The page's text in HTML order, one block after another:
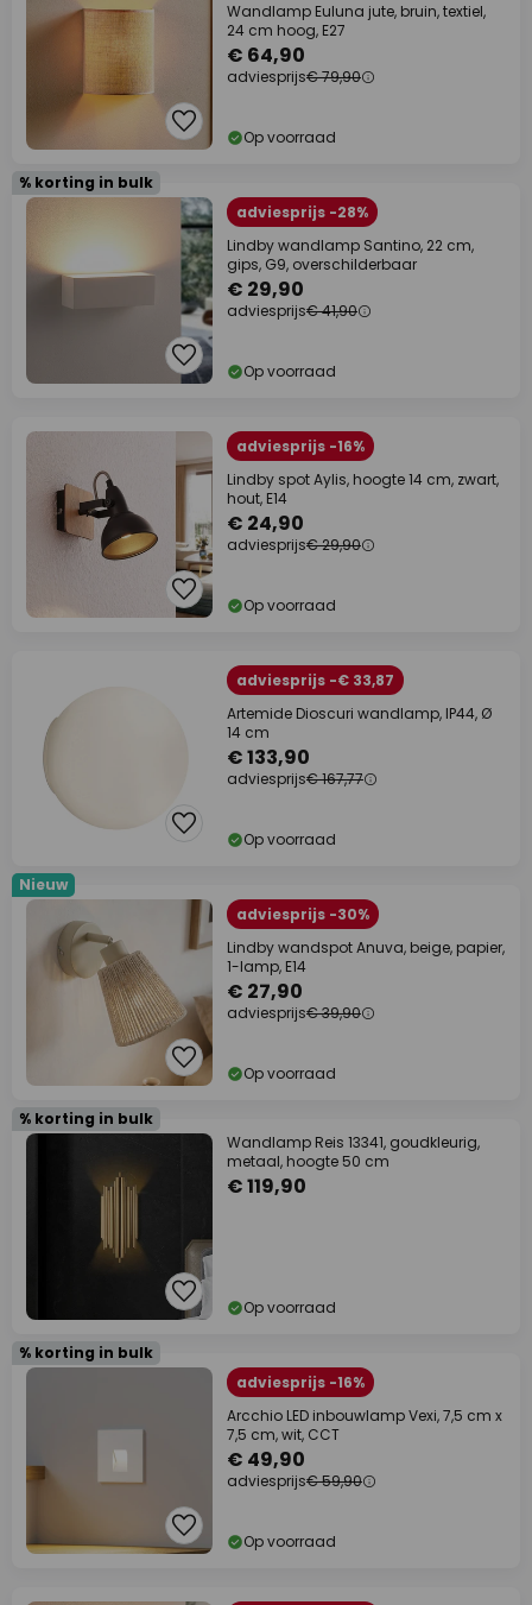
Wandlamp Euluna jute, bruin, textiel,
24 cm hoog, E27
€ 64,90
adviesprijs€ 79,90
Op voorraad
% korting in bulk
adviesprijs -28%
Lindby wandlamp Santino, 22 cm,
gips, G9, overschilderbaar
€ 29,90
adviesprijs€ 41,90
Op voorraad
adviesprijs -16%
Lindby spot Aylis, hoogte 14 cm, zwart,
hout, E14
€ 24,90
adviesprijs€ 29,90
Op voorraad
adviesprijs -€ 33,87
Artemide Dioscuri wandlamp, IP44, Ø
14 cm
€ 133,90
adviesprijs€ 167,77
Op voorraad
Nieuw
adviesprijs -30%
Lindby wandspot Anuva, beige, papier,
1-lamp, E14
€ 27,90
adviesprijs€ 39,90
Op voorraad
% korting in bulk
Wandlamp Reis 13341, goudkleurig,
metaal, hoogte 50 cm
€ 119,90
Op voorraad
% korting in bulk
adviesprijs -16%
Arcchio LED inbouwlamp Vexi, 7,5 cm x
7,5 cm, wit, CCT
€ 49,90
adviesprijs€ 59,90
Op voorraad